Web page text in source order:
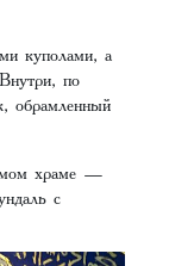
куполами, а
по
обрамленный
храме —
с